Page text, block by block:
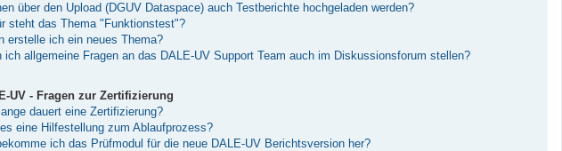
über den Upload (DGUV Dataspace) auch Testberichte hochgeladen werden?
steht das Thema "Funktionstest"?
erstelle ich ein neues Thema?
ich allgemeine Fragen an das DALE-UV Support Team auch im Diskussionsforum stellen?
UV - Fragen zur Zertifizierung
dauert eine Zertifizierung?
eine Hilfestellung zum Ablaufprozess?
ich das Prüfmodul für die neue DALE-UV Berichtsversion her?